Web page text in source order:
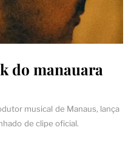
do manauara
musical de Manaus, lança
de clipe oficial.